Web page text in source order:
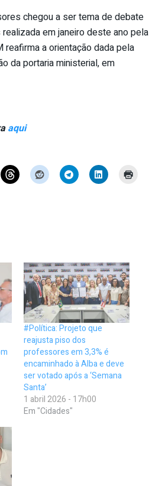
chegou a ser tema de debate
em janeiro deste ano pela
reafirma a orientação dada pela
da portaria ministerial, em
aqui
#Política: Projeto que
reajusta piso dos
professores em 3,3% é
encaminhado à Alba e deve
ser votado após a ‘Semana
Santa’
1 abril 2026 - 17h00
Em "Cidades"